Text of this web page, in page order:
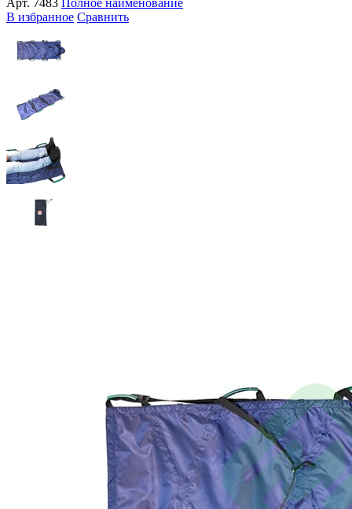
В избранное Сравнить